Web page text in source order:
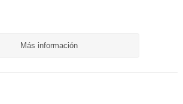
Más información